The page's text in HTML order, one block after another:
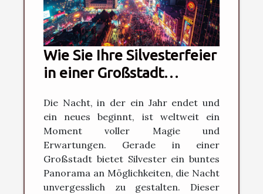
Wie Sie Ihre Silvesterfeier
in einer Großstadt
Die Nacht, in der ein Jahr endet und
ein neues beginnt, ist weltweit ein
Moment voller Magie und
Erwartungen. Gerade in einer
Großstadt bietet Silvester ein buntes
Panorama an Möglichkeiten, die Nacht
unvergesslich zu gestalten. Dieser